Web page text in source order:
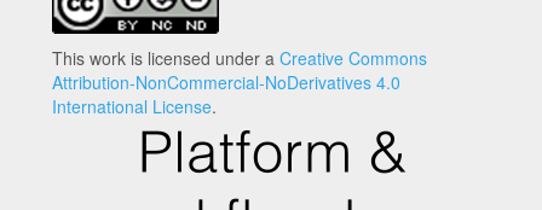
This work is licensed under a Creative Commons
Attribution-NonCommercial-NoDerivatives 4.0
International License.